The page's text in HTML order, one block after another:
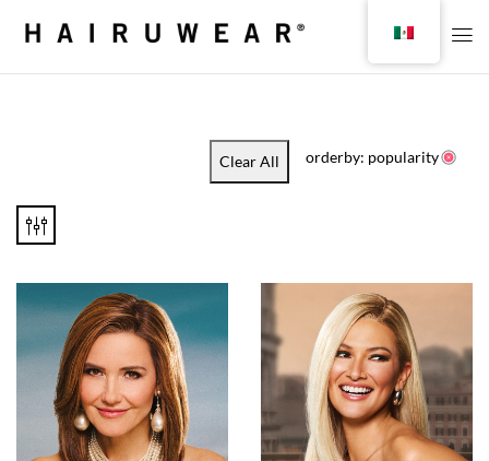
Clear All orderby: popularity